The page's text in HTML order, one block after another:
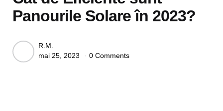
Panourile Solare în 2023?
Posted
by
R.M.
mai 25, 2023
0 Comments